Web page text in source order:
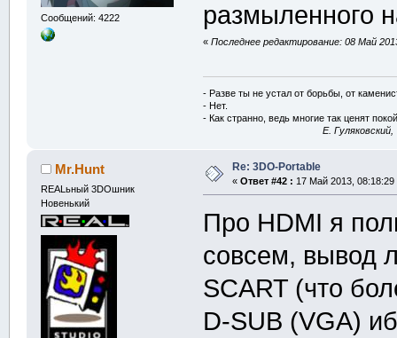
Сообщений: 4222
размыленного
«Последнее редактирование: 08 Май
- Разве ты не устал от борьбы, от
- Нет.
- Как странно, ведь многие так ценят
E.
Mr.Hunt
REALьный 3DOшник
Новенький
Re: 3DO-Portable
« Ответ #42 : 17 Май 2013, 08:18:29
Про HDMI я
совсем, вывод
SCART (что
D-SUB (VGA)